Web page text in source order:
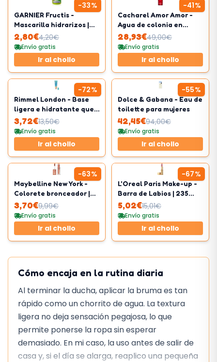
-33%
GARNIER Fructis -
Mascarilla hidrarizos |
320ml
2,80€4,20€
Envío gratis
Ir al chollo
-41%
Cacharel Amor Amor -
Agua de colonia en
vaporizador spray para
mujer
28,93€49,00€
Envío gratis
Ir al chollo
-72%
Rimmel London - Base
ligera e hidratante que
calma la piel sensible
3,72€13,50€
Envío gratis
Ir al chollo
-55%
Dolce & Gabana - Eau de
toilette para mujeres
42,45€94,00€
Envío gratis
Ir al chollo
-63%
Maybelline New York -
Colorete bronceador |
Fórmula modulable |
Tono 08 Shades On
3,70€9,99€
Envío gratis
Ir al chollo
-67%
L'Oreal Paris Make-up -
Barra de Labios | 235
Nude
5,02€15,01€
Envío gratis
Ir al chollo
Cómo encaja en la rutina diaria
Al terminar la ducha, aplicar la bruma es tan
rápido como un chorrito de agua. La textura
ligera no deja sensación pegajosa, lo que
permite ponerse la ropa sin esperar
demasiado. En mi caso, la uso antes de salir de
casa y, si el día se alarga, reaplico una pequeña